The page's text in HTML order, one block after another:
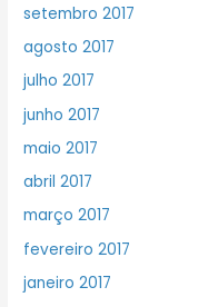
setembro 2017
agosto 2017
julho 2017
junho 2017
maio 2017
abril 2017
março 2017
fevereiro 2017
janeiro 2017